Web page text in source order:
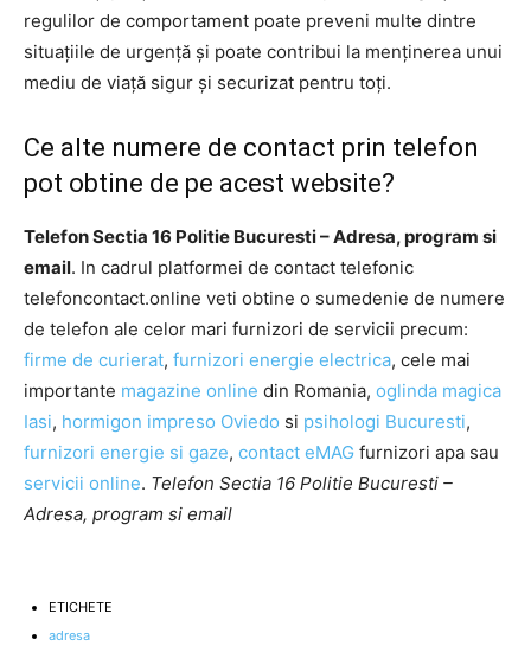
regulilor de comportament poate preveni multe dintre
situațiile de urgență și poate contribui la menținerea unui
mediu de viață sigur și securizat pentru toți.
Ce alte numere de contact prin telefon
pot obtine de pe acest website?
Telefon Sectia 16 Politie Bucuresti – Adresa, program si
email. In cadrul platformei de contact telefonic
telefoncontact.online veti obtine o sumedenie de numere
de telefon ale celor mari furnizori de servicii precum:
firme de curierat, furnizori energie electrica, cele mai
importante magazine online din Romania, oglinda magica
Iasi, hormigon impreso Oviedo si psihologi Bucuresti,
furnizori energie si gaze, contact eMAG furnizori apa sau
servicii online. Telefon Sectia 16 Politie Bucuresti –
Adresa, program si email
ETICHETE
adresa